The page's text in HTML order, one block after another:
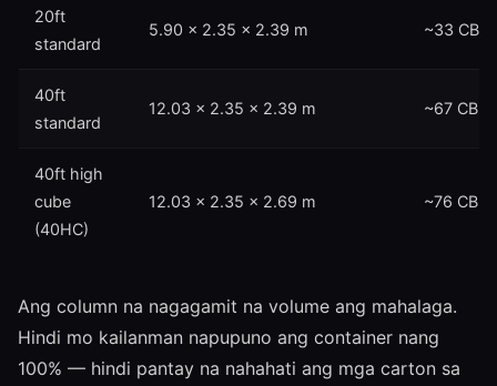
20ft
standard
5.90 × 2.35 × 2.39 m ~33 CBM
40ft
standard
12.03 × 2.35 × 2.39 m ~67 CBM
40ft high
cube
(40HC)
12.03 × 2.35 × 2.69 m ~76 CBM
Ang column na nagagamit na volume ang mahalaga.
Hindi mo kailanman napupuno ang container nang
100% — hindi pantay na nahahati ang mga carton sa